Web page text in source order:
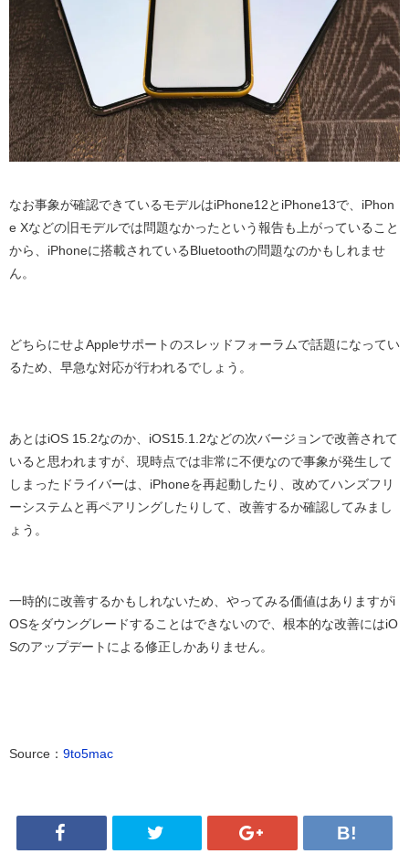
なお事象が確認できているモデルはiPhone12とiPhone13で、iPhon
e Xなどの旧モデルでは問題なかったという報告も上がっていること
から、iPhoneに搭載されているBluetoothの問題なのかもしれませ
ん。
どちらにせよAppleサポートのスレッドフォーラムで話題になってい
るため、早急な対応が行われるでしょう。
あとはiOS 15.2なのか、iOS15.1.2などの次バージョンで改善されて
いると思われますが、現時点では非常に不便なので事象が発生して
しまったドライバーは、iPhoneを再起動したり、改めてハンズフリ
ーシステムと再ペアリングしたりして、改善するか確認してみまし
ょう。
一時的に改善するかもしれないため、やってみる価値はありますがi
OSをダウングレードすることはできないので、根本的な改善にはiO
Sのアップデートによる修正しかありません。
Source： 9to5mac